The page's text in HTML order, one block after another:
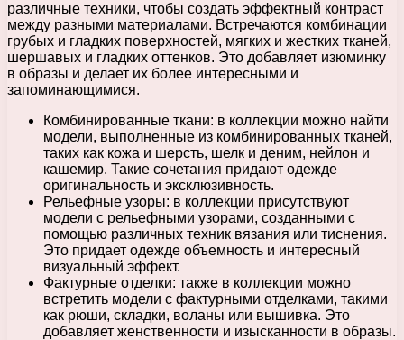
различные техники, чтобы создать эффектный контраст
между разными материалами. Встречаются комбинации
грубых и гладких поверхностей, мягких и жестких тканей,
шершавых и гладких оттенков. Это добавляет изюминку
в образы и делает их более интересными и
запоминающимися.
Комбинированные ткани: в коллекции можно найти
модели, выполненные из комбинированных тканей,
таких как кожа и шерсть, шелк и деним, нейлон и
кашемир. Такие сочетания придают одежде
оригинальность и эксклюзивность.
Рельефные узоры: в коллекции присутствуют
модели с рельефными узорами, созданными с
помощью различных техник вязания или тиснения.
Это придает одежде объемность и интересный
визуальный эффект.
Фактурные отделки: также в коллекции можно
встретить модели с фактурными отделками, такими
как рюши, складки, воланы или вышивка. Это
добавляет женственности и изысканности в образы.